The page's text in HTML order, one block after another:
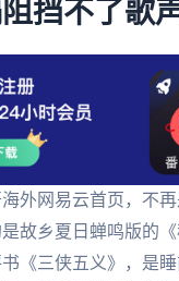
挡不了歌
外网易云首页，不
故乡夏日蝉鸣版的
《三侠五义》，是